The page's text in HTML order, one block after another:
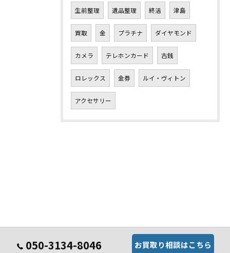
生前整理 遺品整理 終活 津島
買取 金 プラチナ ダイヤモンド
カメラ テレホンカード 古銭
ロレックス 金券 ルイ・ヴィトン
アクセサリー
050-3134-8046 お買取り相談はこちら